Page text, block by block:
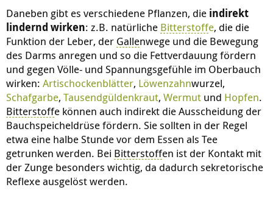
Daneben gibt es verschiedene Pflanzen, die indirekt
lindernd wirken: z.B. natürliche Bitterstoffe, die die
Funktion der Leber, der Gallenwege und die Bewegung
des Darms anregen und so die Fettverdauung fördern
und gegen Völle- und Spannungsgefühle im Oberbauch
wirken: Artischockenblätter, Löwenzahnwurzel,
Schafgarbe, Tausendgüldenkraut, Wermut und Hopfen.
Bitterstoffe können auch indirekt die Ausscheidung der
Bauchspeicheldrüse fördern. Sie sollten in der Regel
etwa eine halbe Stunde vor dem Essen als Tee
getrunken werden. Bei Bitterstoffen ist der Kontakt mit
der Zunge besonders wichtig, da dadurch sekretorische
Reflexe ausgelöst werden.